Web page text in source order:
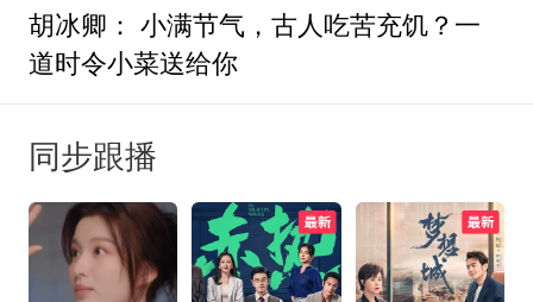
胡冰卿： 小满节气，古人吃苦充饥？一
道时令小菜送给你
同步跟播